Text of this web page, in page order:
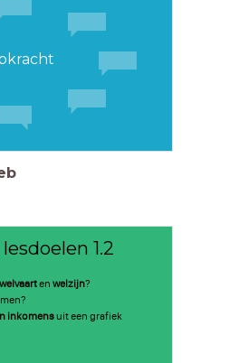
1.2
welvaartenwelzijn?
inkomensuit een grafiek